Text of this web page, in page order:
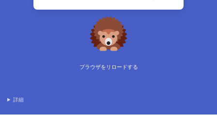
ブラウザをリロードする
詳細